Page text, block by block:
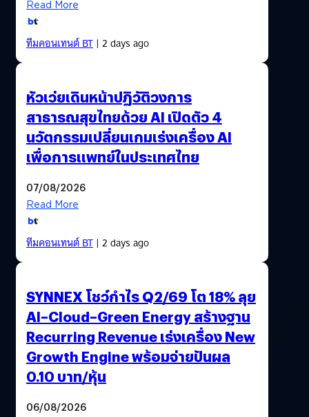
Read More
ทีมคอนเทนต์ BT| 2 days ago
หัวเว่ยเดินหน้าปฏิวัติวงการ
สาธารณสุขไทยด้วย AI เปิดตัว 4
นวัตกรรมเปลี่ยนเกมเร่งเครื่อง AI
เพื่อการแพทย์ในประเทศไทย
07/08/2026
Read More
ทีมคอนเทนต์ BT| 2 days ago
SYNNEX โชว์กำไร Q2/69 โต 18% ลุย
AI–Cloud–Green Energy สร้างฐาน
Recurring Revenue เร่งเครื่อง New
Growth Engine พร้อมจ่ายปันผล
0.10 บาท/หุ้น
06/08/2026